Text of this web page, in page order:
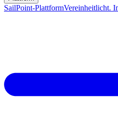
SailPoint-PlattformVereinheitlicht.